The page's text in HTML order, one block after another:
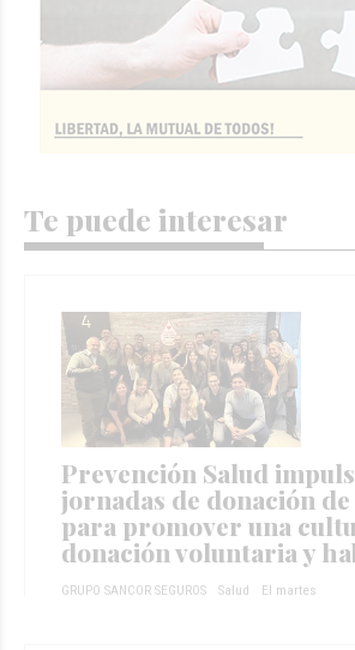
Te puede interesar
Prevención Salud
jornadas de donación
para promover una
donación voluntaria y
GRUPO SANCOR SEGUROS Salud El martes